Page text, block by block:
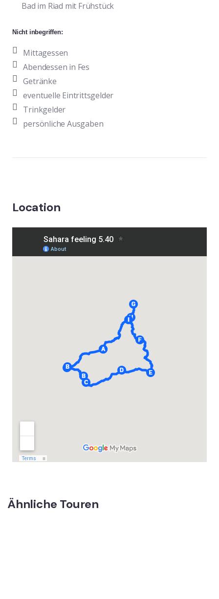
Bad im Riad mit Frühstück
Nicht inbegriffen:
Mittagessen
Abendessen in Fes
Getränke
eventuelle Eintrittsgelder
Trinkgelder
persönliche Ausgaben
Location
Ähnliche Touren